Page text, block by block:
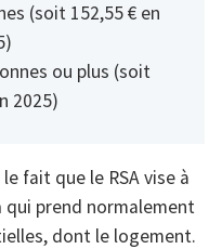
(soit 152,55 € en
ou plus (soit
2025)
fait que le RSA vise à
qui prend normalement
dont le logement.